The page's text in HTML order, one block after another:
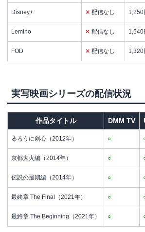
Disney+ ✕ 配信なし 1,250
Lemino ✕ 配信なし 1,540
FOD ✕ 配信なし 1,320
実写映画シリーズの配信状況
作品タイトル DMM TV
るろうに剣心（2012年） ○
京都大火編（2014年） ○
伝説の最期編（2014年） ○
最終章 The Final（2021年） ○
最終章 The Beginning（2021年） ○